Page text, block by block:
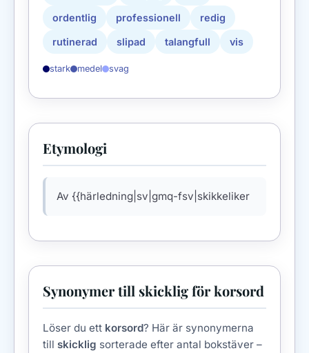
ordentlig professionell redig
rutinerad slipad talangfull vis
stark medel svag
Etymologi
Av {{härledning|sv|gmq-fsv|skikkeliker
Synonymer till skicklig för korsord
Löser du ett korsord? Här är synonymerna
till skicklig sorterade efter antal bokstäver –